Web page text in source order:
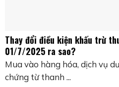
Thay đổi điều kiện khấu trừ
01/7/2025 ra sao?
Mua vào hàng hóa, dịch vụ
chứng từ thanh ...